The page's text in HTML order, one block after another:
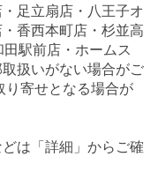
足立扇店・八王子オ
香西本町店・杉並高
駅前店・ホームス
扱いがない場合がご
り寄せとなる場合が
は「詳細」からご確